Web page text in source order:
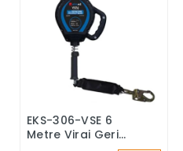
Sepete Ekle
EKS-306-VSE 6
Metre Viraj Geri